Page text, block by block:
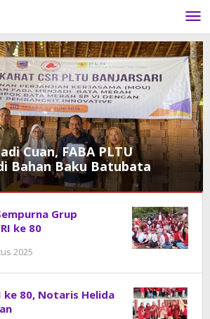
Cuan, FABA PLTU
Bahan Baku Batubata
Grup
ke 80
2025
ke 80, Notaris Helida